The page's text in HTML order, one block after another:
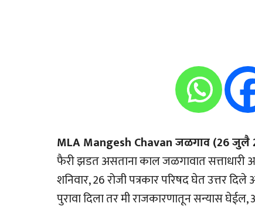
MLA Mangesh Chavan जळगाव (26 जुलै
फैरी झडत असताना काल जळगावात
शनिवार, 26 रोजी पत्रकार परिषद घेत उत्तर
पुरावा दिला तर मी राजकारणातून सन्यास